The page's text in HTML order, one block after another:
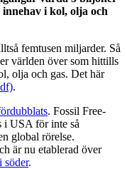
i kol, olja och
femtusen miljarder. Så
världen över som hittills
olja och gas. Det här
.
. Fossil Free-
i USA för inte så
global rörelse.
är nu etablerad över
.